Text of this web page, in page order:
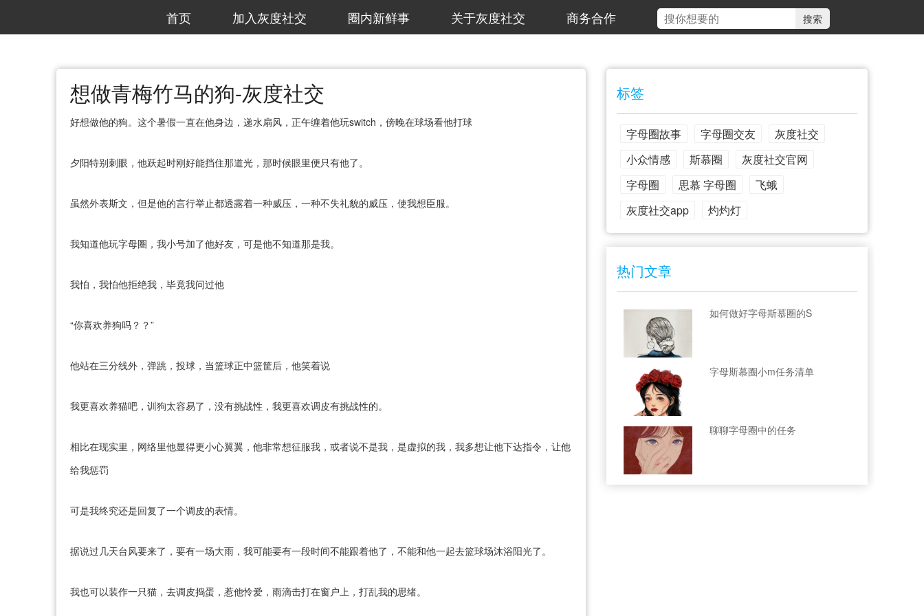
首页 加入灰度社交 圈内新鲜事 关于灰度社交 商务合作
想做青梅竹马的狗-灰度社交
好想做他的狗。这个暑假一直在他身边，递水扇风，正午缠着他玩switch，傍晚在球场看他打球
夕阳特别刺眼，他跃起时刚好能挡住那道光，那时候眼里便只有他了。
虽然外表斯文，但是他的言行举止都透露着一种威压，一种不失礼貌的威压，使我想臣服。
我知道他玩字母圈，我小号加了他好友，可是他不知道那是我。
我怕，我怕他拒绝我，毕竟我问过他
“你喜欢养狗吗？？”
他站在三分线外，弹跳，投球，当篮球正中篮筐后，他笑着说
我更喜欢养猫吧，训狗太容易了，没有挑战性，我更喜欢调皮有挑战性的。
相比在现实里，网络里他显得更小心翼翼，他非常想征服我，或者说不是我，是虚拟的我，我多想让他下达指令，让他
给我惩罚
可是我终究还是回复了一个调皮的表情。
据说过几天台风要来了，要有一场大雨，我可能要有一段时间不能跟着他了，不能和他一起去篮球场沐浴阳光了。
我也可以装作一只猫，去调皮捣蛋，惹他怜爱，雨滴击打在窗户上，打乱我的思绪。
标签
字母圈故事 字母圈交友
灰度社交
小众情感
斯慕圈
灰度社交官网
字母圈
思慕 字母圈
飞蛾
灰度社交app
灼灼灯
热门文章
如何做好字母斯慕圈的S
字母斯慕圈小m任务清单
聊聊字母圈中的任务